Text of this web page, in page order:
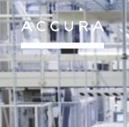
Gå
til
indhold